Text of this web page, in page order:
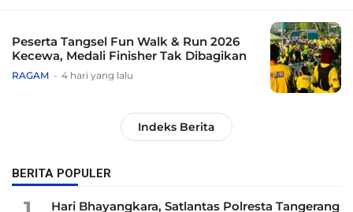
Peserta Tangsel Fun Walk & Run 2026
Kecewa, Medali Finisher Tak Dibagikan
RAGAM 4 hari yang lalu
Indeks Berita
BERITA POPULER
Hari Bhayangkara, Satlantas Polresta Tangerang